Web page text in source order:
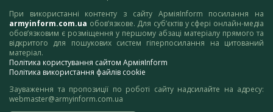
При використанні контенту з сайту АрміяInform посилання на
armyinform.com.ua обов’язкове. Для суб’єктів у сфері онлайн-медіа
обов’язковим є розміщення у першому абзаці матеріалу прямого та
відкритого для пошукових систем гіперпосилання на цитований
матеріал.
Політика користування сайтом АрміяInform
Політика використання файлів cookie
Зауваження та пропозиції по роботі сайту надсилайте на адресу:
webmaster@armyinform.com.ua